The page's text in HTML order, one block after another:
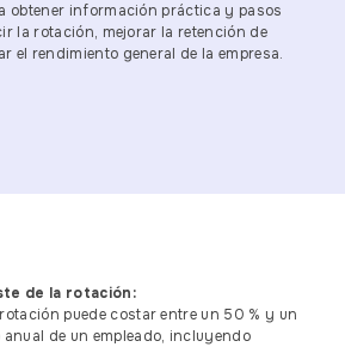
obtener información práctica y pasos
la rotación, mejorar la retención de
el rendimiento general de la empresa.
de la rotación:
puede costar entre un 50 % y un
de un empleado, incluyendo